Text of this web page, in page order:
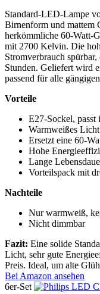
Standard-LED-Lampe
Birnenform und mattem
herkömmliche 60-Watt-
mit 2700 Kelvin. Die
Stromverbrauch
Stunden. Geliefert wird
passend für alle
Vorteile
E27-Sockel, passt
Warmweißes
Ersetzt eine 60-
Hohe
Lange
Vorteilspack mit
Nachteile
Nur warmweiß,
Nicht dimmbar
Fazit: Eine solide
Licht, sehr gute
Preis. Ideal, um alte
Bei Amazon ansehen
6er-Set